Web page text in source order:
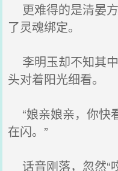
更难得的是清晏
了灵魂绑定。
李明玉却不知其
头对着阳光细看。
“娘亲娘亲，你快
在闪。”
话音刚落，忽然“